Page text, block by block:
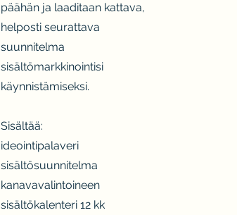
päähän ja laaditaan kattava,
helposti seurattava
suunnitelma
sisältömarkkinointisi
käynnistämiseksi.
Sisältää:
ideointipalaveri
sisältösuunnitelma
kanavavalintoineen
sisältökalenteri 12 kk